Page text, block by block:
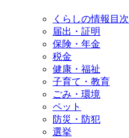
くらしの情報目次
届出・証明
保険・年金
税金
健康・福祉
子育て・教育
ごみ・環境
ペット
防災・防犯
選挙